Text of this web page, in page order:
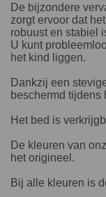
De bijzondere
zorgt ervoor dat
robuust en stabiel
U kunt
het kind liggen.
Dankzij een
beschermd tijdens
Het bed is
De kleuren van
het origineel.
Bij alle kleuren is